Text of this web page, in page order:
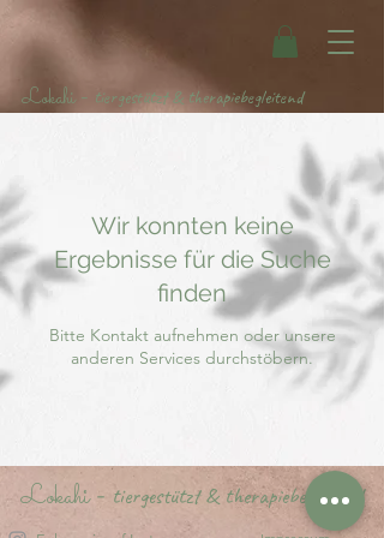
Lokahi - tiergestützt & therapiebegleitend
Wir konnten keine
Ergebnisse für die Suche
finden
Bitte Kontakt aufnehmen oder unsere
anderen Services durchstöbern.
Lokahi - tiergestützt & therapiebegleitend